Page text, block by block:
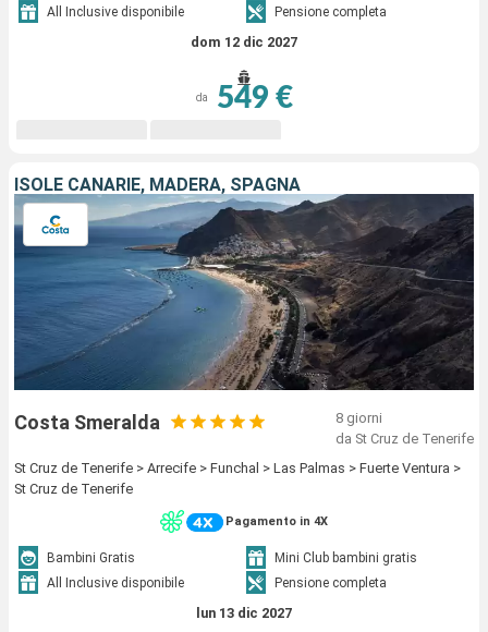
All Inclusive disponibile
Pensione completa
dom 12 dic 2027
da 549 €
ISOLE CANARIE, MADERA, SPAGNA
Costa Smeralda
8 giorni
da St Cruz de Tenerife
St Cruz de Tenerife > Arrecife > Funchal > Las Palmas > Fuerte Ventura >
St Cruz de Tenerife
Pagamento in 4X
Bambini Gratis
Mini Club bambini gratis
All Inclusive disponibile
Pensione completa
lun 13 dic 2027